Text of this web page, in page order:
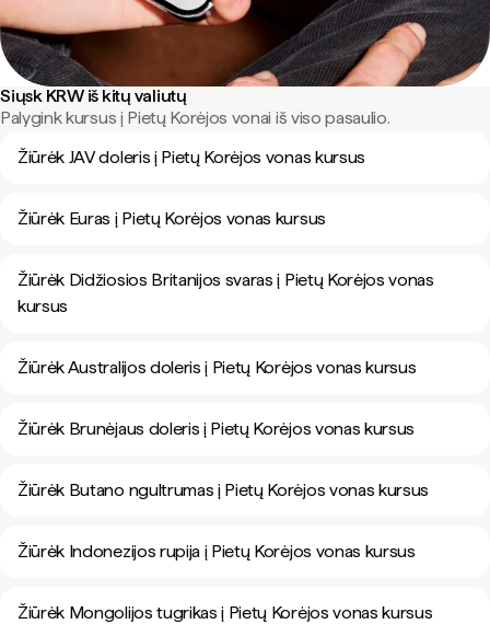
Siųsk KRW iš kitų valiutų
Palygink kursus į Pietų Korėjos vonai iš viso pasaulio.
Žiūrėk JAV doleris į Pietų Korėjos vonas kursus
Žiūrėk Euras į Pietų Korėjos vonas kursus
Žiūrėk Didžiosios Britanijos svaras į Pietų Korėjos vonas
kursus
Žiūrėk Australijos doleris į Pietų Korėjos vonas kursus
Žiūrėk Brunėjaus doleris į Pietų Korėjos vonas kursus
Žiūrėk Butano ngultrumas į Pietų Korėjos vonas kursus
Žiūrėk Indonezijos rupija į Pietų Korėjos vonas kursus
Žiūrėk Mongolijos tugrikas į Pietų Korėjos vonas kursus